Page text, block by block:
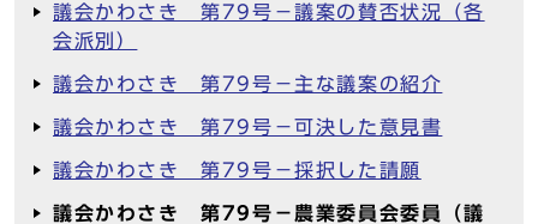
議会かわさき 第79号－議案の賛否状況（各
会派別）
議会かわさき 第79号－主な議案の紹介
議会かわさき 第79号－可決した意見書
議会かわさき 第79号－採択した請願
議会かわさき 第79号－農業委員会委員（議